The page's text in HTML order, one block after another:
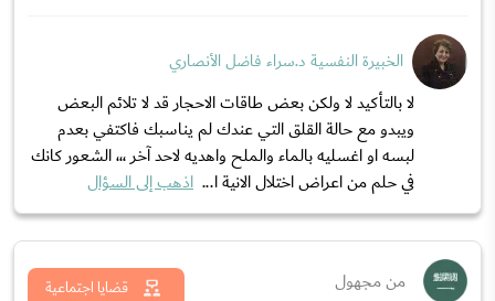
الخبيرة النفسية د.سراء فاضل الأنصاري
لا بالتأكيد لا ولكن بعض طاقات الاحجار قد لا تلائم البعض
ويبدو مع حالة القلق التي عندك لم يناسبك فاكتفي بعدم
لبسه او اغسليه بالماء والملح واهديه لاحد آخر ،،، الشعور كانك
في حلم من اعراض اختلال الانية ا... اذهب إلى السؤال
من مجهول قضايا اجتماعية